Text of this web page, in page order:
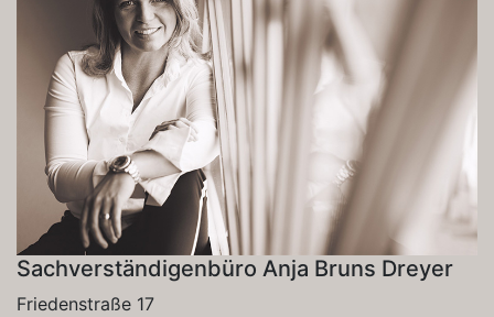
Sachverständigenbüro Anja Bruns Dreyer
Friedenstraße 17